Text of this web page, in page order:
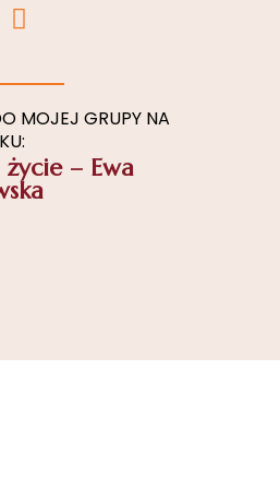
L
i
k
e
d
i
n
MOJEJ GRUPY NA
życie – Ewa